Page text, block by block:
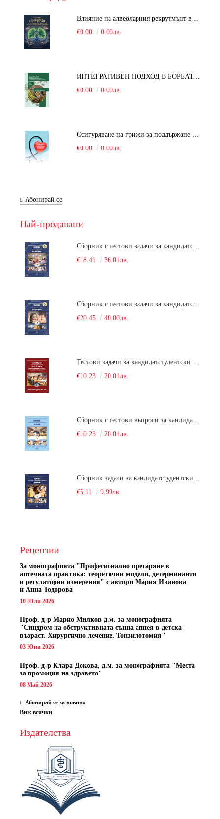
Влияние на алвеоларния рекрутмънт върху белодробната функция при робот-асистирана хирургия в положение Тренделенбург
€0.00
0.00лв.
ИНТЕГРАТИВЕН ПОДХОД В БОРБАТА С COVID-19: От патогенезата на Sars-Cov-2 до фитомедицината и етноботаниката. Антивирусна активност и терапевтичен потенциал на българските лечебни растения
€0.00
0.00лв.
Осигуряване на грижи за поддържане на здравното състояние на уязвимите групи от населени
€0.00
0.00лв.
Абонирай се
Най-продавани
Сборник с тестови задачи за кандидатстудентски изпит по биология върху учебния материал за задължителна и профилирана подготовка, изучаван в средния курс на обучение. Част 1
€18.41
36.01лв.
Сборник с тестови задачи за кандидатстудентски изпит по биология върху учебния материал за задължителна и профилирана подготовка, изучаван в средния курс на обучение. Част 2
€20.45
40.00лв.
Тестови задачи за кандидатстудентски изпит по биология. Сборник
€10.23
20.01лв.
Сборник с тестови въпроси за кандидатстудентски изпит по химия. 2022
€10.23
20.01лв.
Сборник задачи за кандидатстудентски изпит по химия
€5.11
9.99лв.
Рецензии
За монографията "Професионално прегаряне в
аптечната практика: теоретични модели, детерминанти
и регулаторни измерения" с автори Мария Иванова
и Анна Тодорова
10 Юли 2026
Проф. д-р Марио Милков д.м. за монографията
"Синдром на обструктивната сънна апнея в детска
възраст. Хирургично лечение. Тонзилотомия"
03 Юни 2026
Проф. д-р Клара Докова, д.м. за монографията "Места
за промоция на здравето"
08 Май 2026
Абонирай се за новини
Виж всички
Издателства